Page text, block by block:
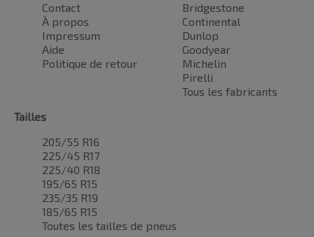
Contact
À propos
Impressum
Aide
Politique de retour
Bridgestone
Continental
Dunlop
Goodyear
Michelin
Pirelli
Tous les fabricants
Tailles
205/55 R16
225/45 R17
225/40 R18
195/65 R15
235/35 R19
185/65 R15
Toutes les tailles de pneus